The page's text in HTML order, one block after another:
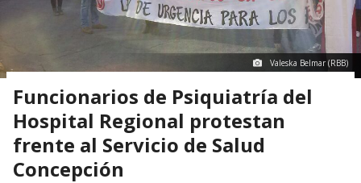
Valeska Belmar (RBB)
Funcionarios de Psiquiatría del
Hospital Regional protestan
frente al Servicio de Salud
Concepción